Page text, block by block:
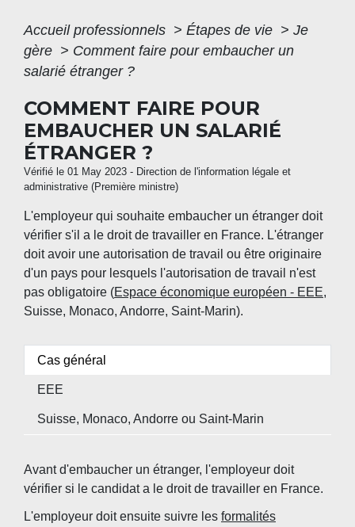
Accueil professionnels > Étapes de vie > Je
gère > Comment faire pour embaucher un
salarié étranger ?
COMMENT FAIRE POUR
EMBAUCHER UN SALARIÉ
ÉTRANGER ?
Vérifié le 01 May 2023 - Direction de l'information légale et
administrative (Première ministre)
L'employeur qui souhaite embaucher un étranger doit
vérifier s'il a le droit de travailler en France. L'étranger
doit avoir une autorisation de travail ou être originaire
d'un pays pour lesquels l'autorisation de travail n'est
pas obligatoire (Espace économique européen - EEE,
Suisse, Monaco, Andorre, Saint-Marin).
Cas général
EEE
Suisse, Monaco, Andorre ou Saint-Marin
Avant d'embaucher un étranger, l'employeur doit
vérifier si le candidat a le droit de travailler en France.
L'employeur doit ensuite suivre les formalités